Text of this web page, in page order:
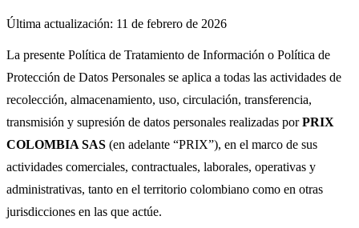
Última actualización: 11 de febrero de 2026
La presente Política de Tratamiento de Información o Política de
Protección de Datos Personales se aplica a todas las actividades de
recolección, almacenamiento, uso, circulación, transferencia,
transmisión y supresión de datos personales realizadas porPRIX
COLOMBIA SAS (en adelante “PRIX”), en el marco de sus
actividades comerciales, contractuales, laborales, operativas y
administrativas, tanto en el territorio colombiano como en otras
jurisdicciones en las que actúe.